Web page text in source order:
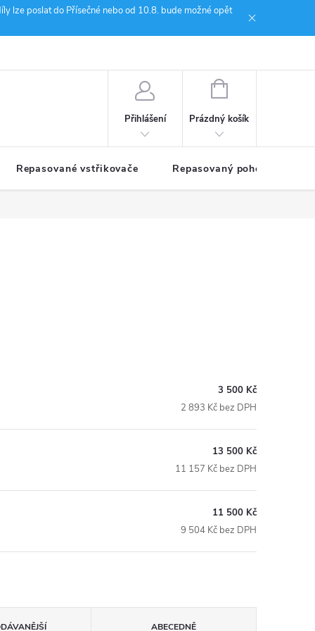
lze poslat do Přísečné nebo od 10.8. bude možné opět
Přihlášení
NÁKUPNÍ
Prázdný košík
Repasované vstřikovače Repasovaný pohon TDM
3 500 Kč
2 893 Kč bez DPH
13 500 Kč
11 157 Kč bez DPH
11 500 Kč
9 504 Kč bez DPH
ABECEDNĚ